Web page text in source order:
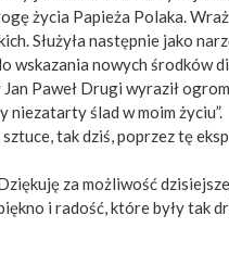
życia Papieża Polaka.
Służyła następnie jako
wskazania nowych środków
Paweł Drugi wyraził
niezatarty ślad w moim życiu”.
tak dziś, poprzez tę
za możliwość
i radość, które były tak